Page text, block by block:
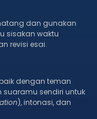
dan gunakan
sisakan waktu
revisi esai.
dengan teman
suaramu sendiri untuk
), intonasi, dan